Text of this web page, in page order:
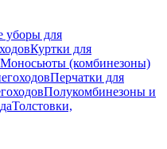
уборы для
Куртки для
Моносьюты (комбинезоны)
Перчатки для
Полукомбинезоны и
Толстовки,